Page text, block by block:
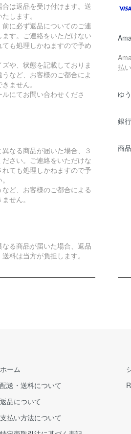
は返品を受け付けます。送
します。
に必ず返品についてのご連
す。ご連絡をいただけない
ても処理しかねますので予め
や、状態を記載しておりま
など、お客様のご都合によ
ません。
にてお問い合わせくださ
なる商品が届いた場合、３
ださい。ご連絡をいただけな
ても処理しかねますので予
ど、お客様のご都合による
せん。
る商品が届いた場合、返品
料は当方が負担します。
払
ゆ
銀
商
ホーム
配送・送料について
返品について
支払い方法について